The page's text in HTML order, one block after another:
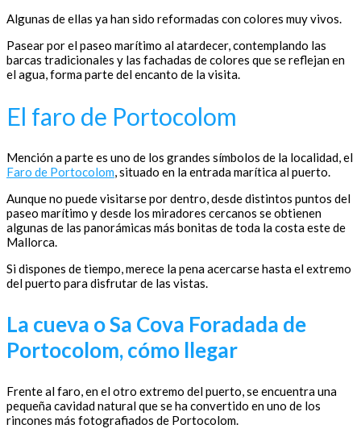
Algunas de ellas ya han sido reformadas con colores muy vivos.
Pasear por el paseo marítimo al atardecer, contemplando las
barcas tradicionales y las fachadas de colores que se reflejan en
el agua, forma parte del encanto de la visita.
El faro de Portocolom
Mención a parte es uno de los grandes símbolos de la localidad, el
Faro de Portocolom, situado en la entrada marítica al puerto.
Aunque no puede visitarse por dentro, desde distintos puntos del
paseo marítimo y desde los miradores cercanos se obtienen
algunas de las panorámicas más bonitas de toda la costa este de
Mallorca.
Si dispones de tiempo, merece la pena acercarse hasta el extremo
del puerto para disfrutar de las vistas.
La cueva o Sa Cova Foradada de
Portocolom, cómo llegar
Frente al faro, en el otro extremo del puerto, se encuentra una
pequeña cavidad natural que se ha convertido en uno de los
rincones más fotografiados de Portocolom.